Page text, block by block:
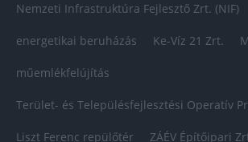
Nemzeti Infrastruktúra Fejlesztő Zrt. (NIF)
energetikai beruházás Ke-Víz 21 Zrt.
műemlékfelújítás
Terület- és Településfejlesztési Operatív
Liszt Ferenc repülőtér ZÁÉV Építőipari